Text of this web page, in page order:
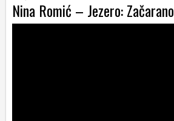
Nina Romić – Jezero: Začarano